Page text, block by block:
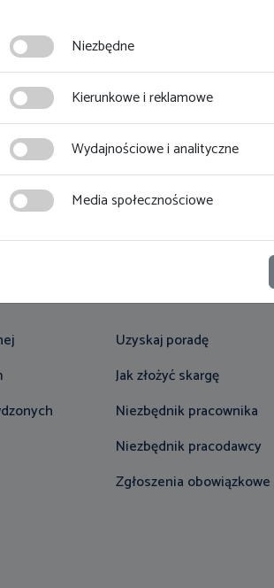
Uzyskaj poradę
Jak złożyć skargę
Niezbędnik pracownika
Niezbędnik pracodawcy
Zgłoszenia obowiązkowe
Niezbędne
Kierunkowe i reklamowe
Wydajnościowe i analityczne
Media społecznościowe